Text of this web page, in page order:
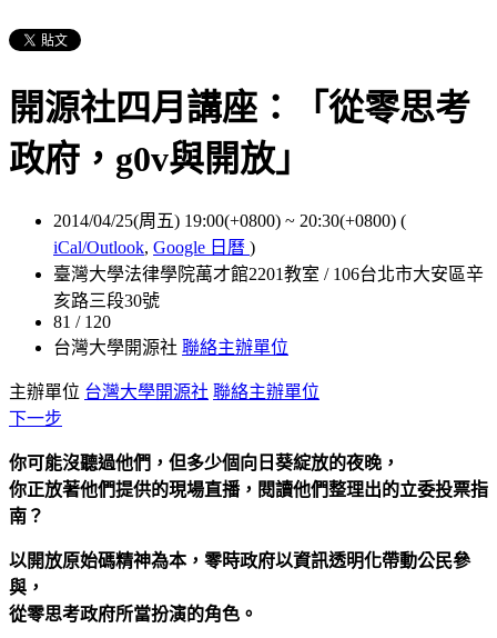
開源社四月講座：「從零思考
政府，g0v與開放」
2014/04/25(周五) 19:00(+0800) ~ 20:30(+0800) (
iCal/Outlook, Google 日曆 )
臺灣大學法律學院萬才館2201教室 / 106台北市大安區辛
亥路三段30號
81 / 120
台灣大學開源社 聯絡主辦單位
主辦單位 台灣大學開源社 聯絡主辦單位
下一步
你可能沒聽過他們，但多少個向日葵綻放的夜晚，
你正放著他們提供的現場直播，閱讀他們整理出的立委投票指
南？
以開放原始碼精神為本，零時政府以資訊透明化帶動公民參
與，
從零思考政府所當扮演的角色。